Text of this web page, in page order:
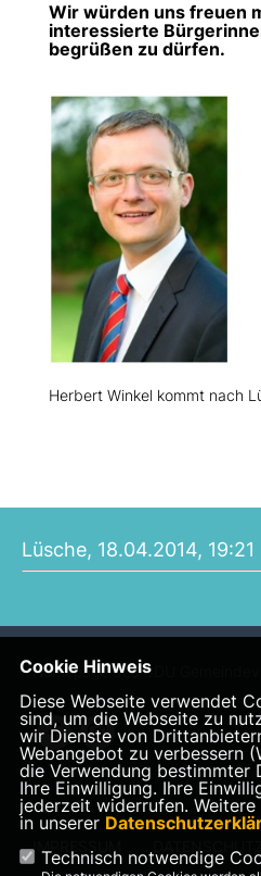
Wir würden uns freuen
interessierte
begrüßen zu dürfen.
Herbert Winkel kommt nach
Lüsche, 18.04.2014, 19:21
Homepage des CDU
IMPRESSUM
Cookie Hinweis
Diese Webseite verwendet
sind, um die Webseite zu
wir Dienste von
Webangebot zu verbessern
die Verwendung bestimmter
Ihre Einwilligung. Ihre
jederzeit widerrufen.
in unserer
Technisch notwendige